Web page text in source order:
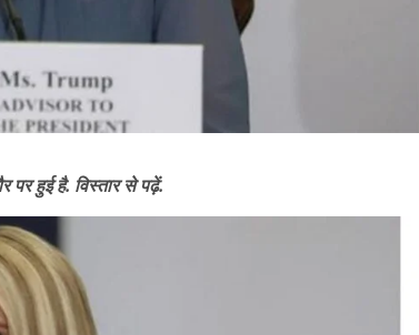
पर हुई है. विस्तार से पढ़ें.